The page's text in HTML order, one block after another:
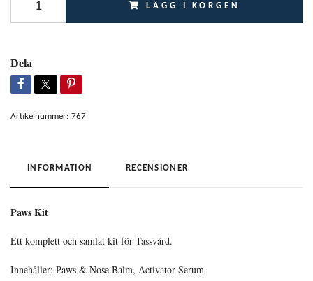
LÄGG I KORGEN
Dela
Artikelnummer: 767
INFORMATION RECENSIONER
Paws Kit
Ett komplett och samlat kit för Tassvård.
Innehåller: Paws & Nose Balm, Activator Serum